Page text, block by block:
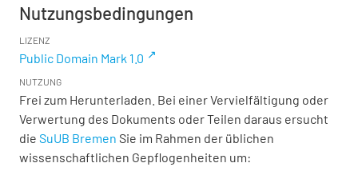
Nutzungsbedingungen
LIZENZ
Public Domain Mark 1.0
NUTZUNG
Frei zum Herunterladen. Bei einer Vervielfältigung oder
Verwertung des Dokuments oder Teilen daraus ersucht
die SuUB Bremen Sie im Rahmen der üblichen
wissenschaftlichen Gepflogenheiten um: